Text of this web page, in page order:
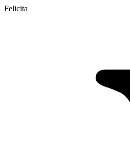
Felicita